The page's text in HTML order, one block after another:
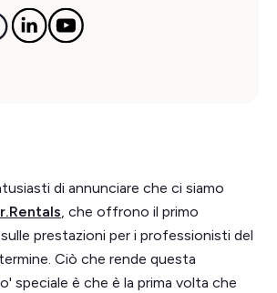
di annunciare che ci siamo
, che offrono il primo
prestazioni per i professionisti del
Ciò che rende questa
speciale è che è la prima volta che